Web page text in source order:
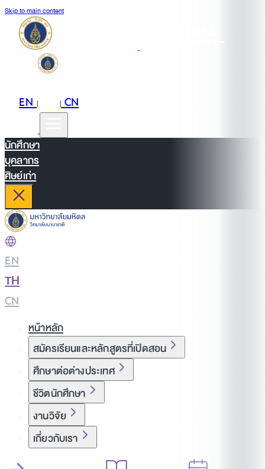
Skip to main content
EN| |CN
นักศึกษา
บุคลากร
ศิษย์เก่า
EN
TH
CN
หน้าหลัก
สมัครเรียนและหลักสูตรที่เปิดสอน
ศึกษาต่อต่างประเทศ
ชีวิตนักศึกษา
งานวิจัย
เกี่ยวกับเรา